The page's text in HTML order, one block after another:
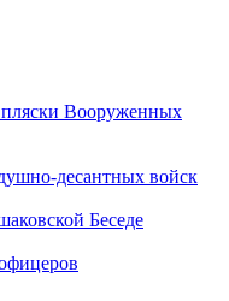
Вооруженных
десантных войск
Беседе